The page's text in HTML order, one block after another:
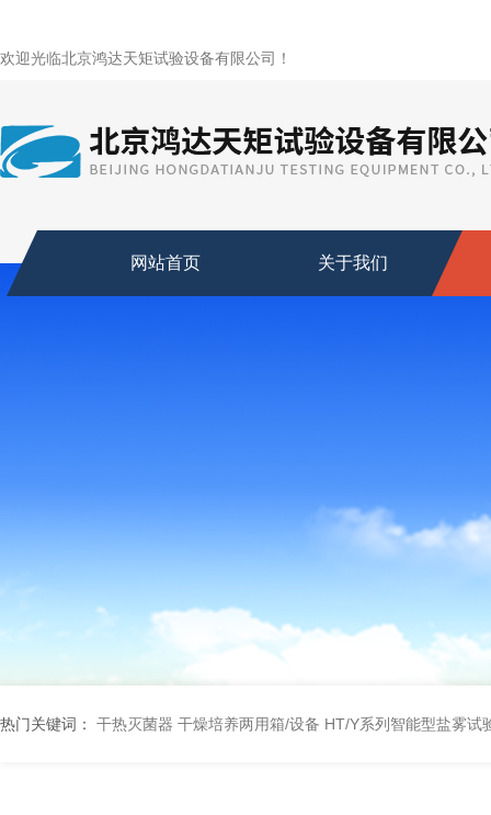
欢迎光临北京鸿达天矩试验设备有限公司！
网站首页 关于我们
热门关键词： 干热灭菌器 干燥培养两用箱/设备 HT/Y系列智能型盐雾试